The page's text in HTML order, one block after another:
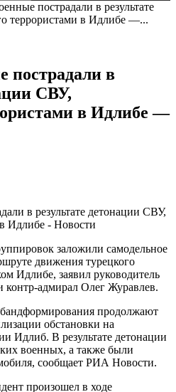
пострадали в результате
террористами в Идлибе —...
пострадали в
СВУ,
в Идлибе —
заложили самодельное
движения турецкого
Идлибе, заявил руководитель
адмирал Олег Журавлев.
продолжают
обстановки на
Идлиб. В результате детонации
военных, а также были
сообщает РИА Новости.
произошел в ходе